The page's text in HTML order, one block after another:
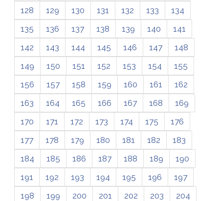
128
129 130 131 132 133
134
135
136 137 138 139 140
141
142
143 144 145 146 147
148
149
150 151 152 153 154
155
156
157 158 159 160 161
162
163
164 165 166 167 168
169
170
171 172 173 174 175
176
177
178 179 180 181 182
183
184
185 186 187 188 189
190
191
192 193 194 195 196
197
198
199 200 201 202 203
204